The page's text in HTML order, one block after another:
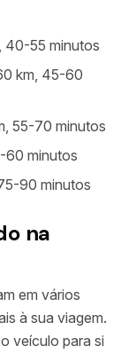
40-55 minutos
km, 45-60
55-70 minutos
60 minutos
90 minutos
na
em vários
à sua viagem.
veículo para si